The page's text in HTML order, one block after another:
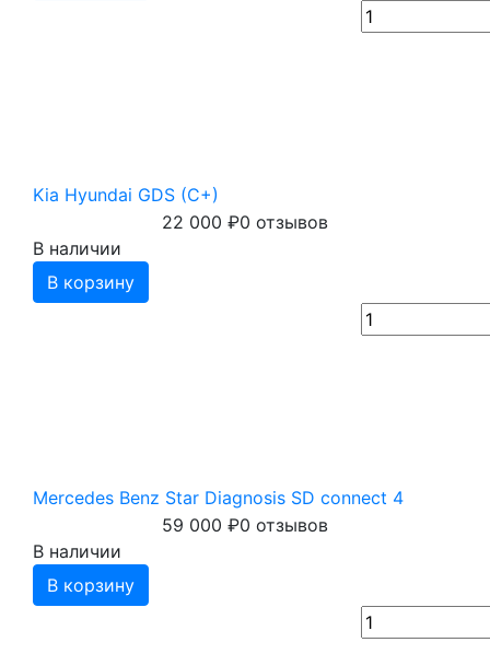
Kia Hyundai GDS (C+)
22 000 ₽0 отзывов
В наличии
В корзину
Mercedes Benz Star Diagnosis SD connect 4
59 000 ₽0 отзывов
В наличии
В корзину